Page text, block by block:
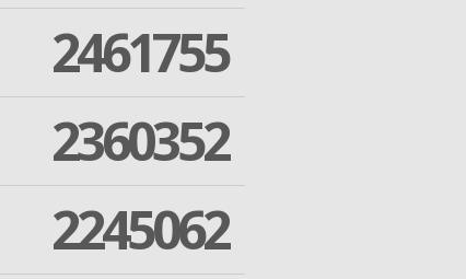
2461755
2360352
2245062